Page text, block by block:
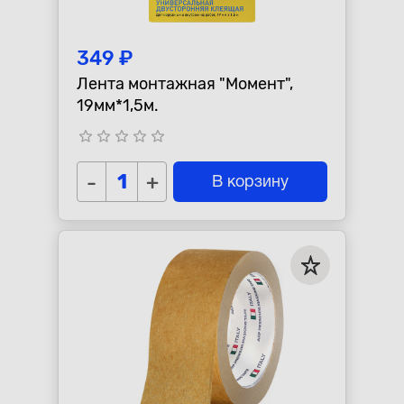
349 ₽
Лента монтажная "Момент",
19мм*1,5м.
star_border star_border star_border star_border star_border
- + В корзину